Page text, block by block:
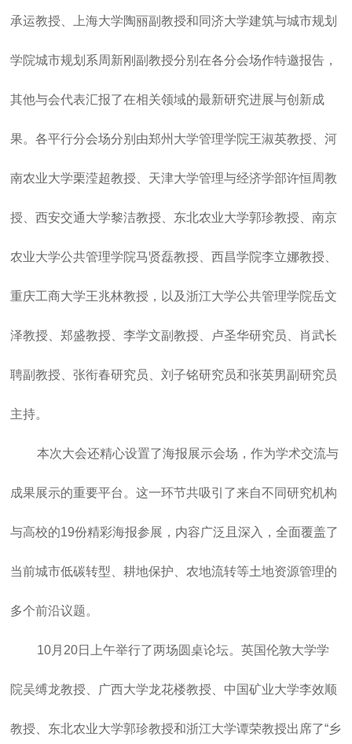
承运教授、上海大学陶丽副教授和同济大学建筑与城市规划
学院城市规划系周新刚副教授分别在各分会场作特邀报告，
其他与会代表汇报了在相关领域的最新研究进展与创新成
果。各平行分会场分别由郑州大学管理学院王淑英教授、河
南农业大学栗滢超教授、天津大学管理与经济学部许恒周教
授、西安交通大学黎洁教授、东北农业大学郭珍教授、南京
农业大学公共管理学院马贤磊教授、西昌学院李立娜教授、
重庆工商大学王兆林教授，以及浙江大学公共管理学院岳文
泽教授、郑盛教授、李学文副教授、卢圣华研究员、肖武长
聘副教授、张衔春研究员、刘子铭研究员和张英男副研究员
主持。
本次大会还精心设置了海报展示会场，作为学术交流与
成果展示的重要平台。这一环节共吸引了来自不同研究机构
与高校的19份精彩海报参展，内容广泛且深入，全面覆盖了
当前城市低碳转型、耕地保护、农地流转等土地资源管理的
多个前沿议题。
10月20日上午举行了两场圆桌论坛。英国伦敦大学学
院吴缚龙教授、广西大学龙花楼教授、中国矿业大学李效顺
教授、东北农业大学郭珍教授和浙江大学谭荣教授出席了“乡